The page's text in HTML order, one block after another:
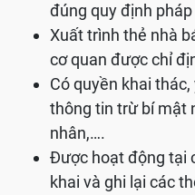
đúng quy định
Xuất trình thẻ nhà
cơ quan được chỉ
Có quyền khai
thông tin trừ bí mật
nhân,….
Được hoạt động tại
khai và ghi lại các